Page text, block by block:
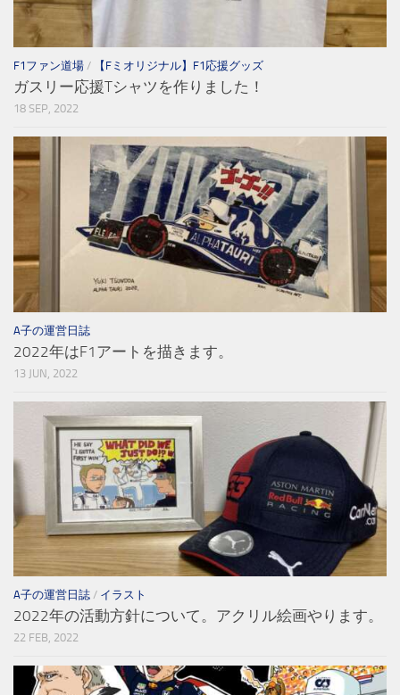
F1ファン道場 / 【Fミオリジナル】F1応援グッズ
ガスリー応援Tシャツを作りました！
18 SEP, 2022
A子の運営日誌
2022年はF1アートを描きます。
13 JUN, 2022
A子の運営日誌 / イラスト
2022年の活動方針について。アクリル絵画やります。
22 FEB, 2022